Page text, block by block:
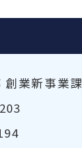
創業新事業課